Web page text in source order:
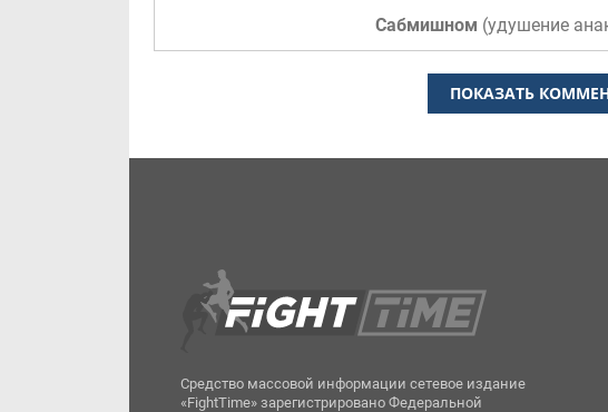
Сабмишном (удушение
ПОКАЗАТЬ
Средство массовой информации сетевое издание
«FightTime» зарегистрировано Федеральной